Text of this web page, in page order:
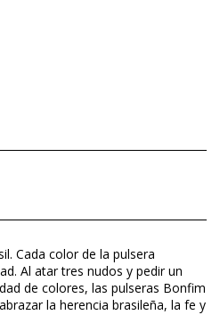
Cada color de la pulsera
Al atar tres nudos y pedir un
de colores, las pulseras Bonfim
la herencia brasileña, la fe y